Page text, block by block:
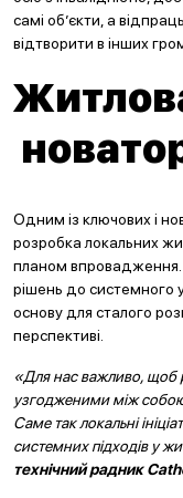
самі об’єкти, а
відтворити в інших
Одним із ключових і
розробка локальних
планом впровадження.
рішень до системного
основу для сталого
перспективі.
«Для нас важливо, щоб
узгодженими між
Саме так локальні
системних підходів у
технічний радник